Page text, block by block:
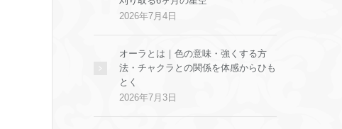
2026年7月4日
オーラとは｜色の意味・強くする方
法・チャクラとの関係を体感からひも
とく
2026年7月3日